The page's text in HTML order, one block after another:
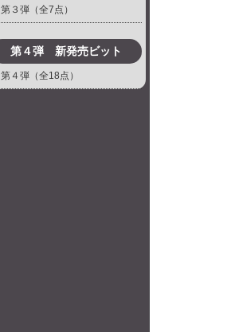
第３弾（全7点）
第４弾 新発売ビット
第４弾（全18点）